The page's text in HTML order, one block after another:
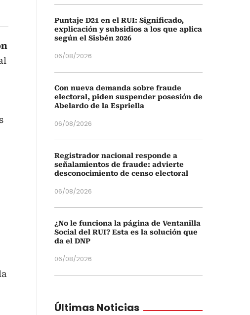
Puntaje D21 en el RUI: Significado,
explicación y subsidios a los que aplica
según el Sisbén 2026
06/08/2026
Con nueva demanda sobre fraude
electoral, piden suspender posesión de
Abelardo de la Espriella
06/08/2026
Registrador nacional responde a
señalamientos de fraude: advierte
desconocimiento de censo electoral
06/08/2026
¿No le funciona la página de Ventanilla
Social del RUI? Esta es la solución que
da el DNP
06/08/2026
Últimas Noticias